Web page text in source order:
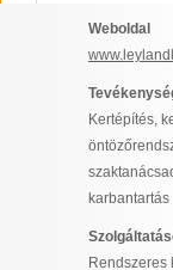
I want to
related to
user
Weboldal
Kertépítés,
karbantartás
Rendszeres